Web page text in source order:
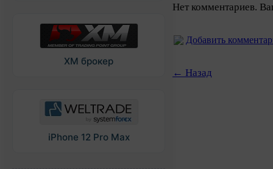
XM брокер
iPhone 12 Pro Max
Нет комментариев.
Добавить
← Назад